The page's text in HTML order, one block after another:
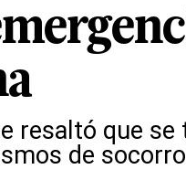
resaltó que
de socorro